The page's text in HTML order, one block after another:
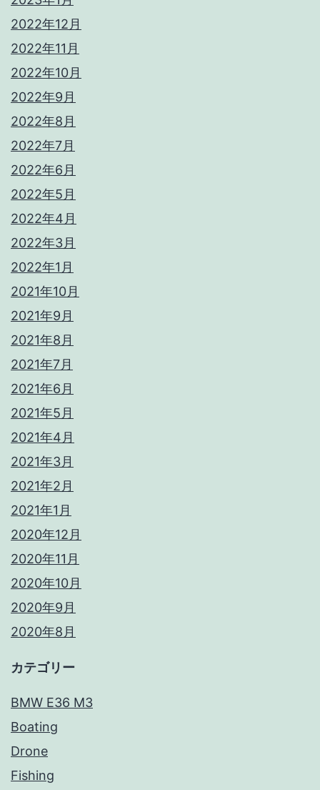
2022年12月
2022年11月
2022年10月
2022年9月
2022年8月
2022年7月
2022年6月
2022年5月
2022年4月
2022年3月
2022年1月
2021年10月
2021年9月
2021年8月
2021年7月
2021年6月
2021年5月
2021年4月
2021年3月
2021年2月
2021年1月
2020年12月
2020年11月
2020年10月
2020年9月
2020年8月
カテゴリー
BMW E36 M3
Boating
Drone
Fishing